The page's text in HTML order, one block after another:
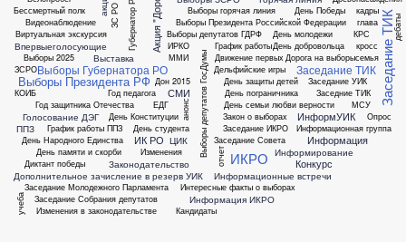
Бессмертный полк
Видеонаблюдение
Виртуальная экскурсия
Впервыеголосующие
Выборы 2025
Выборы Губернатора РО
Выборы Президента РФ
Выборы Президента Российской Федерации
Выборы горячая линия
Выборы депутатов ГДРФ
Выборы депутатов ГосДумы
Выставка
Год защитника Отечества
Год педагога
Голосование ДЭГ
График работы
График работы ППЗ
Губернатор РО
Движение первых
Дельфийские игры
День Конституции
День Народного Единства
День Победы
День добровольца
День защиты детей
День молодежи
День памяти и скорби
День пограничника
День семьи любви верности
День студента
Диктант победы
Дон 2015
Дополнительное зачисление в резерв УИК
Дорога на выборы
ЕДГ
ЗС РО
ЗСРО
Закон о выборах
Законодательство
Заседание ТИК
Заседание ИКРО
Заседание Молодежного Парламента
Заседание Собрания депутатов
Заседание Совета
Заседание ТИК
Заседание УИК
Заседние ТИК
ИК РО
ИКРО
ИРКО
Изменения
Изменения в законодательстве
Интересные факты о выборах
ИнформУИК
Информационная группа
Информационные встречи
Информация
Информация ИКРО
Информирование
КОИБ
КРС
Кандидаты
Конкурс
ММИ
МСУ
Опрос
ППЗ
СМИ
ЦИК
анонс
глава дебаты
кадры
кросс
отчет
семья
учеба